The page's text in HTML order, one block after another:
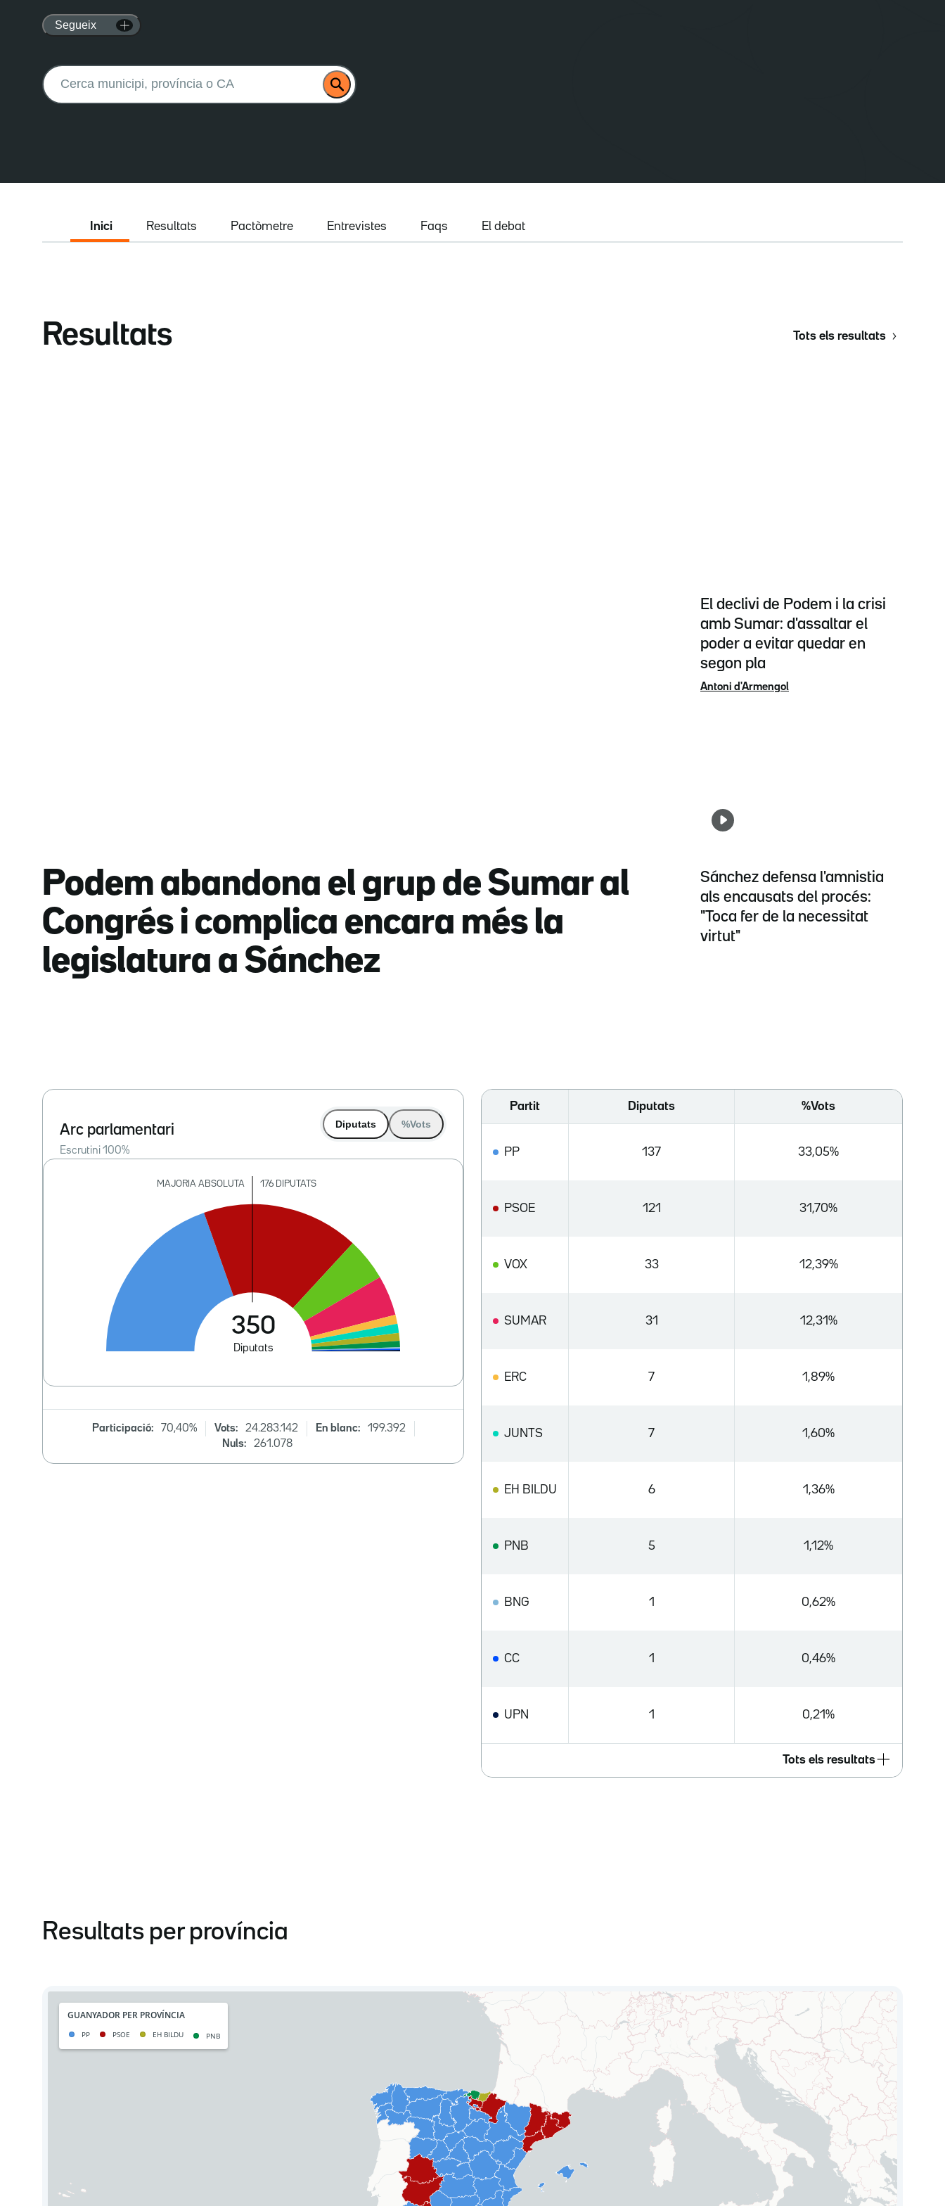
Segueix
Buscar:
Inici Resultats Pactòmetre Entrevistes Faqs El debat
Resultats Tots els resultats
Podem abandona el grup de Sumar al
Congrés i complica encara més la
legislatura a Sánchez
El declivi de Podem i la crisi
amb Sumar: d'assaltar el
poder a evitar quedar en
segon pla
Antoni d'Armengol
Sánchez defensa l'amnistia
als encausats del procés:
"Toca fer de la necessitat
virtut"
Arc parlamentari
Escrutini 100%
Diputats %Vots
Participació: 70,40% Vots: 24.283.142 En blanc:
199.392
Nuls:
261.078
Partit Diputats %Vots
PP 137 33,05%
PSOE 121 31,70%
VOX 33 12,39%
SUMAR 31 12,31%
ERC 7 1,89%
JUNTS 7 1,60%
EH BILDU 6 1,36%
PNB 5 1,12%
BNG 1 0,62%
CC 1 0,46%
UPN 1 0,21%
Tots els resultats
Resultats per província